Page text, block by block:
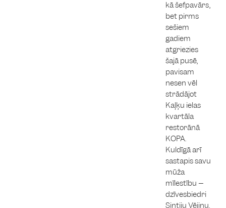
kā šefpavārs,
bet pirms
sešiem
gadiem
atgriezies
šajā pusē,
pavisam
nesen vēl
strādājot
Kaļķu ielas
kvartāla
restorānā
KOPA.
Kuldīgā arī
sastapis savu
mūža
mīlestību –
dzīvesbiedri
Sintiju Vējiņu.